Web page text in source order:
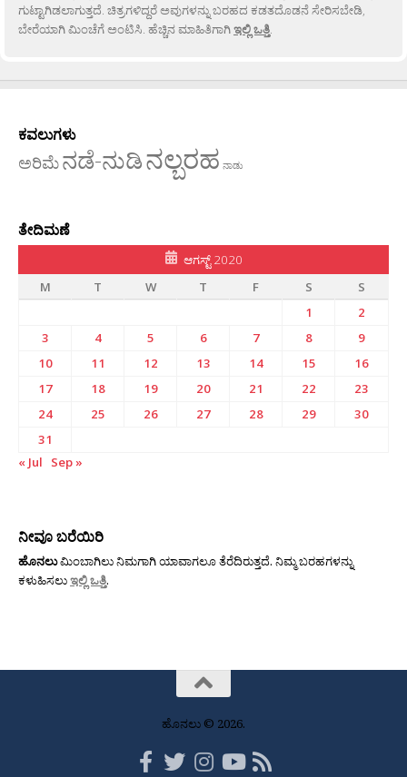
ಗುಟ್ಟಾಗಿಡಲಾಗುತ್ತದೆ. ಚಿತ್ರಗಳಿದ್ದರೆ ಅವುಗಳನ್ನು ಬರಹದ ಕಡತದೊಡನೆ ಸೇರಿಸಬೇಡಿ,
ಬೇರೆಯಾಗಿ ಮಿಂಚೆಗೆ ಅಂಟಿಸಿ. ಹೆಚ್ಚಿನ ಮಾಹಿತಿಗಾಗಿಇಲ್ಲಿ ಒತ್ತಿ.
ಕವಲುಗಳು
ಅರಿಮೆನಡೆ-ನುಡಿನಲ್ಬರಹ ನಾಡು
ತೇದಿಮಣೆ
ಆಗಸ್ಟ್ 2020
M
T W T F S
S
1
2
3
4 5 6 7 8
9
10
11 12 13 14 15
16
17
18 19 20 21 22
23
24
25 26 27 28 29
30
31
« Jul
Sep »
ನೀವೂ ಬರೆಯಿರಿ
ಹೊನಲುಮಿಂಬಾಗಿಲು ನಿಮಗಾಗಿ ಯಾವಾಗಲೂ ತೆರೆದಿರುತ್ತದೆ. ನಿಮ್ಮ ಬರಹಗಳನ್ನು
ಕಳುಹಿಸಲುಇಲ್ಲಿ ಒತ್ತಿ.
ಹೊನಲು © 2026.